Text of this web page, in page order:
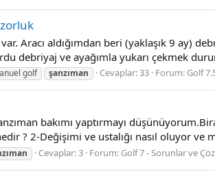
Aracı aldığımdan beri (yaklaşık 9 ay)
debriyaj ve ayağımla yukarı çekmek
golf şanzıman Cevaplar: 33 Forum: Golf
bakımı yaptırmayı
? 2-Değişimi ve ustalığı nasıl oluyor ve
Cevaplar: 3 Forum: Golf 7 - Sorunlar ve